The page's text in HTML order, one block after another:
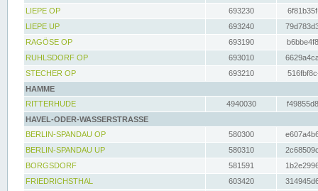
LIEPE OP
693230
LIEPE UP
693240
RAGÖSE OP
693190
RUHLSDORF OP
693010
STECHER OP
693210
HAMME
RITTERHUDE
4940030
HAVEL-ODER-WASSERSTRASSE
BERLIN-SPANDAU OP
580300
BERLIN-SPANDAU UP
580310
BORGSDORF
581591
FRIEDRICHSTHAL
603420